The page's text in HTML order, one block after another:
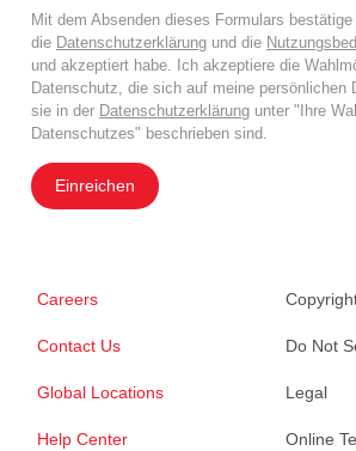
Mit dem Absenden dieses Formulars
die Datenschutzerklärung und die
und akzeptiert habe. Ich akzeptiere die
Datenschutz, die sich auf meine persönlichen
sie in der Datenschutzerklärung unter "Ihre
Datenschutzes" beschrieben sind.
Einreichen
Careers
Contact Us
Global Locations
Help Center
Do Not
Legal
Online